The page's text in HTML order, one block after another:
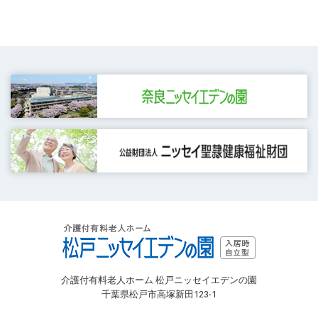
介護付有料老人ホーム 松戸ニッセイエデンの園
千葉県松戸市高塚新田123-1